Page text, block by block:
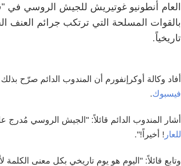
العام أنطونيو غوتيريش للجيش الروسي في
بالقوات المسلحة التي ترتكب جرائم
تاريخياً.
أفاد وكالة أوكرإنفورم أن المندوب الدائم صرّح
فيسبوك.
أشار المندوب الدائم قائلاً: "الجيش الروسي مُدرج
للعار ! أخيراً!".
وتابع قائلاً: "اليوم هو يوم تاريخي بكل معنى الكلمة